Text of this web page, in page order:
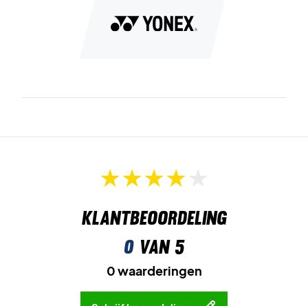
Vervoer je uitrusting veilig – koop Yonex Expert Racket
76 x 20.5 x 35 cm
Klantbeoordeling
0van 5
0 waarderingen